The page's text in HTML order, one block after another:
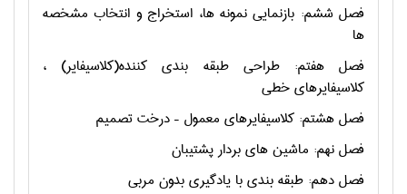
فصل ششم: بازنمایی نمونه ها، استخراج و انتخاب مشخصه
ها
فصل هفتم: طراحی طبقه بندی کننده(کلاسیفایر) ،
کلاسیفایرهای خطی
فصل هشتم: کلاسیفایرهای معمول – درخت تصمیم
فصل نهم: ماشین های بردار پشتیبان
فصل دهم: طبقه بندی با یادگیری بدون مربی